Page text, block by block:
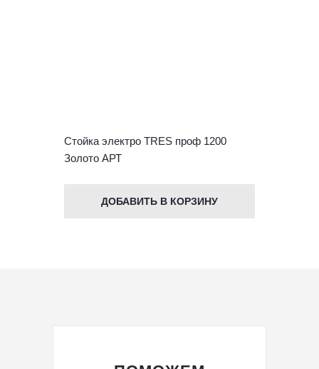
Стойка электро TRES проф 1200
Золото АРТ
ДОБАВИТЬ В КОРЗИНУ